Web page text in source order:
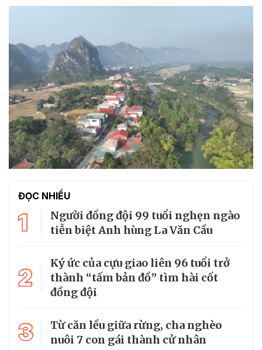
ĐỌC NHIỀU
1
Người đồng đội 99 tuổi nghẹn ngào
tiễn biệt Anh hùng La Văn Cầu
2
Ký ức của cựu giao liên 96 tuổi trở
thành “tấm bản đồ” tìm hài cốt
đồng đội
3
Từ căn lều giữa rừng, cha nghèo
nuôi 7 con gái thành cử nhân